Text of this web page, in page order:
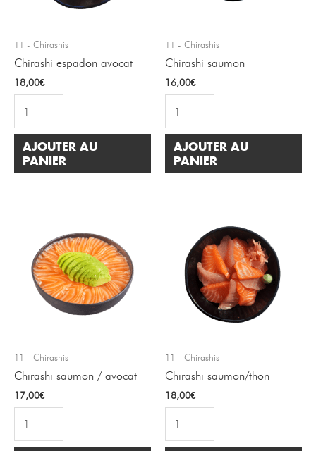
11 - Chirashis
Chirashi espadon avocat
18,00€
AJOUTER AU
PANIER
11 - Chirashis
Chirashi saumon
16,00€
AJOUTER AU
PANIER
11 - Chirashis
Chirashi saumon / avocat
17,00€
11 - Chirashis
Chirashi saumon/thon
18,00€